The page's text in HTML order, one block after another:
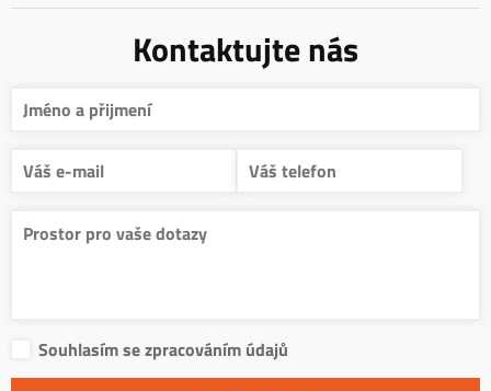
Kontaktujte nás
Souhlasím se zpracováním údajů